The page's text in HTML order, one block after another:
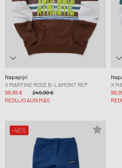
Napapijri
X MARTINE ROSE B-LAMONT REP
99,99 €
249,99 €
REDUJO AÚN MÁS
X
-46%